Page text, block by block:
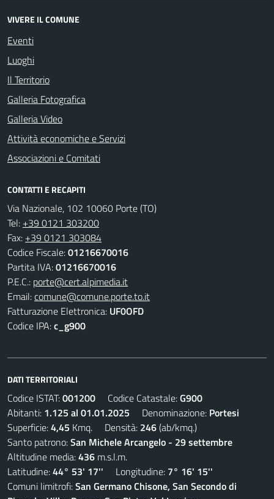
VIVERE IL COMUNE
Eventi
Luoghi
Il Territorio
Galleria Fotografica
Galleria Video
Attività economiche e Servizi
Associazioni e Comitati
CONTATTI E RECAPITI
Via Nazionale, 102 10060 Porte (TO)
Tel: +39 0121 303200
Fax: +39 0121 303084
Codice Fiscale:01216670016
Partita IVA:01216670016
P.E.C.: porte@cert.alpimedia.it
Email:comune@comune.porte.to.it
Fatturazione Elettronica: UF0OFD
Codice IPA:c_g900
DATI TERRITORIALI
Codice ISTAT:001200 Codice Catastale:G900
Abitanti: 1.125 al 01.01.2025 Denominazione: Portesi
Superficie:4,45 Kmq. Densità: 246(ab/kmq.)
Santo patrono:San Michele Arcangelo - 29 settembre
Altitudine media:436 m.s.l.m.
Latitudine:44° 53' 17'' Longitudine: 7° 16' 15''
Comuni limitrofi:San Germano Chisone, San Secondo di